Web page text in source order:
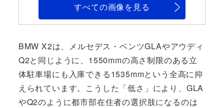
すべての画像を見る
BMW X2は、メルセデス・ベンツGLAやアウディ
Q2と同じように、1550mmの高さ制限のある立
体駐車場にも入庫できる1535mmという全高に抑
えられています。こうした「低さ」により、GLA
やQ2のように都市部在住者の選択肢になるのは